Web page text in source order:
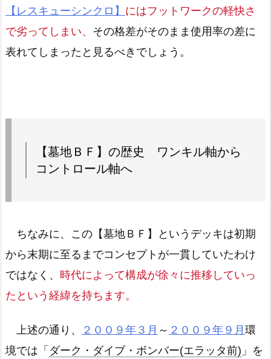
【レスキューシンクロ】 にはフットワークの軽快さ
で劣ってしまい、 その格差がそのまま使用率の差に
表れてしまったと見るべきでしょう。
【墓地ＢＦ】の歴史 ワンキル軸から
コントロール軸へ
ちなみに、この【墓地ＢＦ】というデッキは初期
から末期に至るまでコンセプトが一貫していたわけ
ではなく、 時代によって構成が徐々に推移していっ
たという経緯を持ちます。
上述の通り、 ２００９年３月 ～ ２００９年９月 環
境では「 ダーク・ダイブ・ボンバー(エラッタ前) 」を